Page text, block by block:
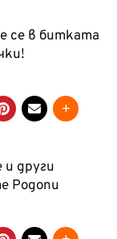
се в битката
други
Родопи